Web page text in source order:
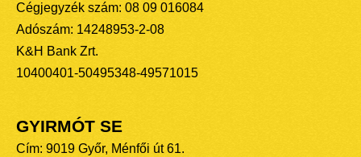
Cégjegyzék szám: 08 09 016084
Adószám: 14248953-2-08
K&H Bank Zrt.
10400401-50495348-49571015
GYIRMÓT SE
Cím: 9019 Győr, Ménfői út 61.